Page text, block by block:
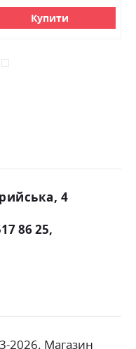
Купити
4
86 25
2026. Магазин